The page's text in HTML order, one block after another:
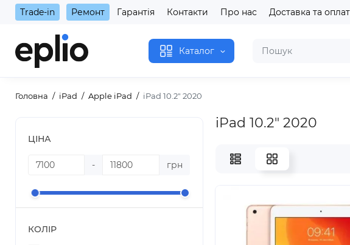
Trade-in Ремонт Гарантія Контакти Про нас Доставка та
Каталог
Головна iPad Apple iPad iPad 10.2" 2020
ЦІНА
- грн
КОЛІР
iPad 10.2" 2020